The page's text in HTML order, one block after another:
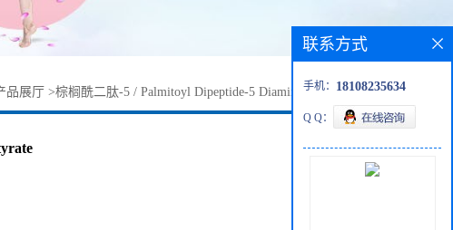
品展厅 >棕榈酰二肽-5 / Palmitoyl Dipeptide-5 Diaminohydroxybutyrate
联系方式
手机： 18108235634
Q Q：